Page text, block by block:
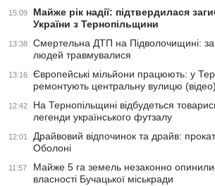
15:09
Майже рік надії: підтвердилася
України з Тернопільщини
13:38
Смертельна ДТП на Підволочищині:
людей травмувалися
13:16
Європейські мільйони працюють: у
ремонтують центральну вулицю (відео)
12:42
На Тернопільщині відбудеться
легенди українського футзалу
12:01
Драйвовий відпочинок та драйв:
Оболоні
11:57
Майже 5 га земель незаконно
власності Бучацької міськради